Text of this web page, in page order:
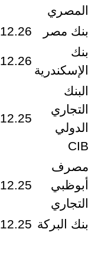
المصري
بنك مصر 12.26
بنك
الإسكندرية
12.26
البنك
التجاري
الدولي
CIB
12.25
مصرف
أبوظبي
التجاري
12.25
بنك البركة 12.25